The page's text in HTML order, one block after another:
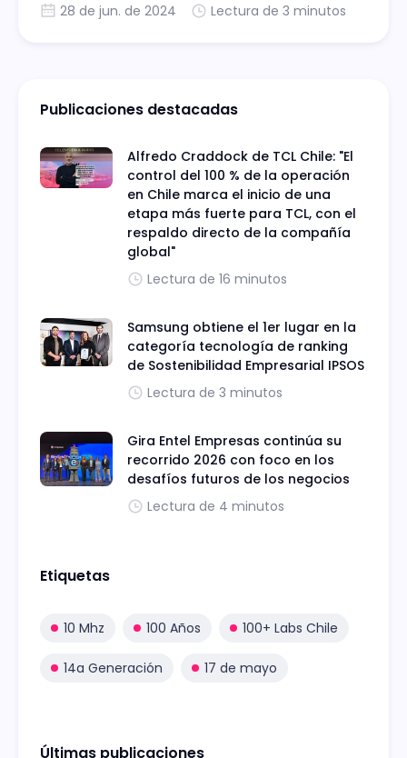
mitigación del cambio climático
28 de jun. de 2024 Lectura de 3 minutos
Publicaciones destacadas
Alfredo Craddock de TCL Chile: "El
control del 100 % de la operación
en Chile marca el inicio de una
etapa más fuerte para TCL, con el
respaldo directo de la compañía
global"
Lectura de 16 minutos
Samsung obtiene el 1er lugar en la
categoría tecnología de ranking
de Sostenibilidad Empresarial IPSOS
Lectura de 3 minutos
Gira Entel Empresas continúa su
recorrido 2026 con foco en los
desafíos futuros de los negocios
Lectura de 4 minutos
Etiquetas
10 Mhz 100 Años 100+ Labs Chile
14a Generación 17 de mayo
Últimas publicaciones